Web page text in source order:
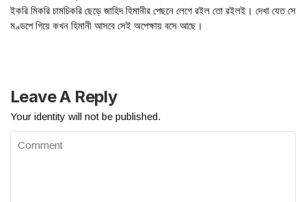
ইকরি মিকরি চামচিকরি ছেড়ে জাহিদ হিমানীর পেছনে লেগে রইল তো রইলই। দেখা যেত সে
মণ্ডপে গিয়ে কখন হিমানী আসবে সেই অপেক্ষায় বসে আছে।
Leave A Reply
Your identity will not be published.